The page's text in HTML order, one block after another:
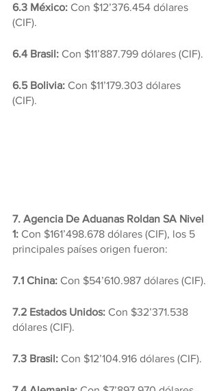
6.3 México: Con $12’376.454 dólares
(CIF).
6.4 Brasil: Con $11’887.799 dólares (CIF).
6.5 Bolivia: Con $11’179.303 dólares
(CIF).
7. Agencia De Aduanas Roldan SA Nivel
1: Con $161’498.678 dólares (CIF), los 5
principales países origen fueron:
7.1 China: Con $54’610.987 dólares (CIF).
7.2 Estados Unidos: Con $32’371.538
dólares (CIF).
7.3 Brasil: Con $12’104.916 dólares (CIF).